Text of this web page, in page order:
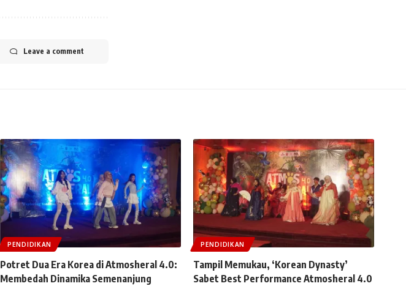
Leave a comment
PENDIDIKAN
Potret Dua Era Korea di Atmosheral 4.0:
Membedah Dinamika Semenanjung
PENDIDIKAN
Tampil Memukau, ‘Korean Dynasty’
Sabet Best Performance Atmosheral 4.0